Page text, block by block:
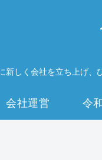
新しく会社を立ち上げ、
会社運営 令